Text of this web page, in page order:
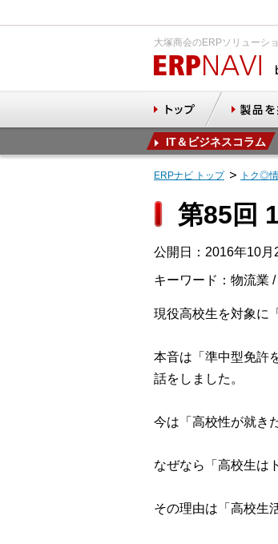
大塚商会のERPソリューシ
IT＆ビジネスコラム
ERPナビ トップ トク◎
第85回
公開日：2016年10月
キーワード：物流業
現役高校生を対象に
本音は「準中型免許
話をしました。
今は「高校性が就き
なぜなら「高校生は
その理由は「高校生